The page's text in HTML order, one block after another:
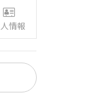
情報